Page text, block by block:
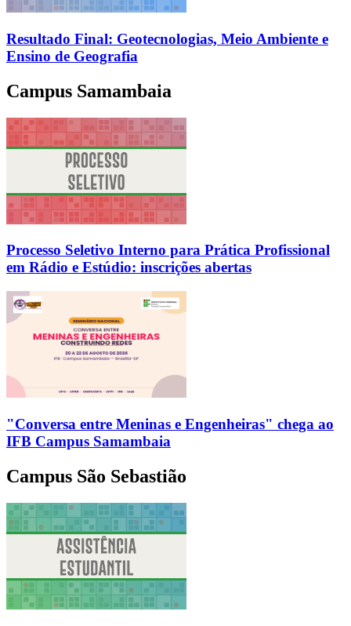
Resultado Final: Geotecnologias, Meio Ambiente e
Ensino de Geografia
Campus Samambaia
Processo Seletivo Interno para Prática Profissional
em Rádio e Estúdio: inscrições abertas
"Conversa entre Meninas e Engenheiras" chega ao
IFB Campus Samambaia
Campus São Sebastião